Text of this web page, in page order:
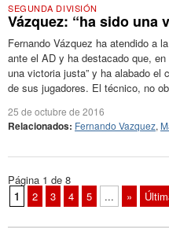
SEGUNDA DIVISIÓN
Vázquez: “ha sido una
Fernando Vázquez ha atendido a
ante el AD y ha destacado que, en
una victoria justa” y ha alabado el
de sus jugadores. El técnico, no
25 de octubre de 2016
Relacionados: Fernando Vazquez,
Página 1 de 8
1
2 3 4 5 ... »